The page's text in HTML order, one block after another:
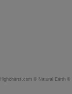
Highcharts.com © Natural Earth ©